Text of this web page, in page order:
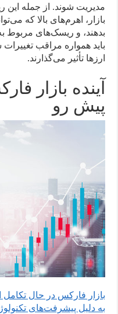
مدیریت شوند. از جمله این
بازار، اهرم‌های بالا که
بدهند، و ریسک‌های مربوط
باید همواره مراقب
ارزها تأثیر می‌گذارند.
آینده بازار
پیش رو
بازار فارکس در حال تکامل
به دلیل پیشرفت‌های